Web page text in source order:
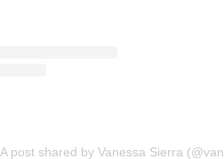
A post shared by Vanessa Sierra